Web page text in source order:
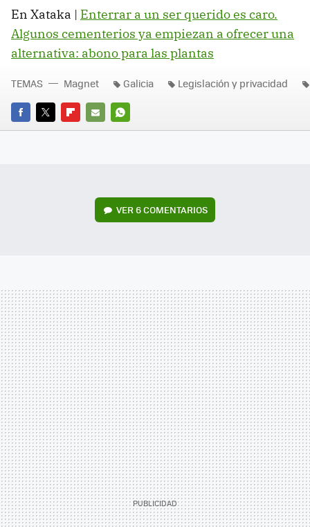
En Xataka | Enterrar a un ser querido es caro.
Algunos cementerios ya empiezan a ofrecer una
alternativa: abono para las plantas
FACEBOOK
TWITTERFLIPBOARD
E-
WHATSAPP
TEMAS Magnet Galicia Legislación y privacidad
VER6 COMENTARIOS